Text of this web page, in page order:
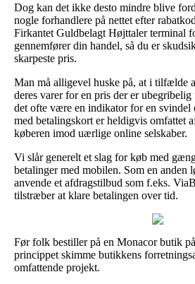
Dog kan det ikke desto mindre blive
nogle forhandlere på nettet efter
Firkantet Guldbelagt Højttaler terminal
gennemfører din handel, så du er
skarpeste pris.
Man må alligevel huske på, at i tilfælde
deres varer for en pris der er
det ofte være en indikator for en svindel
med betalingskort er heldigvis omfattet
køberen imod uærlige online selskaber.
Vi slår generelt et slag for køb med
betalinger med mobilen. Som en anden
anvende et afdragstilbud som f.eks.
tilstræber at klare betalingen over tid.
Før folk bestiller på en Monacor butik
princippet skimme butikkens
omfattende projekt.